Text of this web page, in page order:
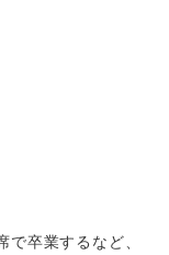
卒業するなど、